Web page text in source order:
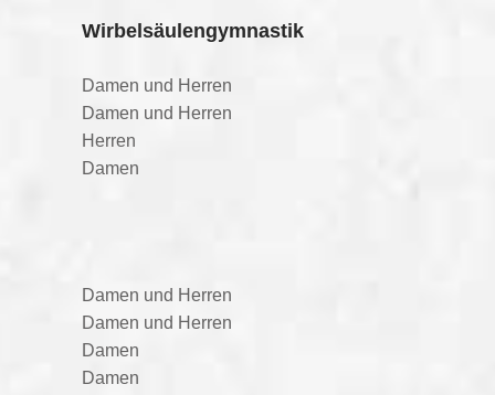
Wirbelsäulengymnastik
Damen und Herren
Damen und Herren
Herren
Damen
Damen und Herren
Damen und Herren
Damen
Damen